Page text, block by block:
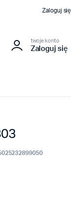
Zaloguj się
twoje konto
Zaloguj się